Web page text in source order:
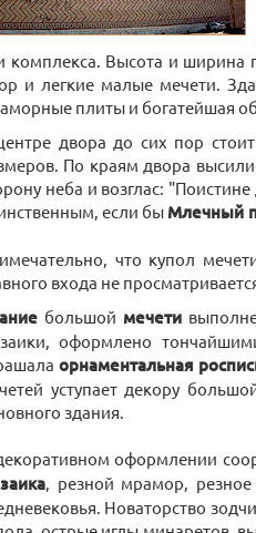
комплекса. Высота и ширина
и легкие малые мечети.
плиты и богатейшая
двора до сих пор
По краям двора
неба и возглас:
если бы Млечный
что купол
входа не
большой мечети
оформлено
орнаментальная
уступает декору
здания.
оформлении
, резной мрамор,
Новаторство